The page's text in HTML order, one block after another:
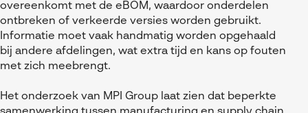
overeenkomt met de eBOM, waardoor onderdelen
ontbreken of verkeerde versies worden gebruikt.
Informatie moet vaak handmatig worden opgehaald
bij andere afdelingen, wat extra tijd en kans op fouten
met zich meebrengt.
Het onderzoek van MPI Group laat zien dat beperkte